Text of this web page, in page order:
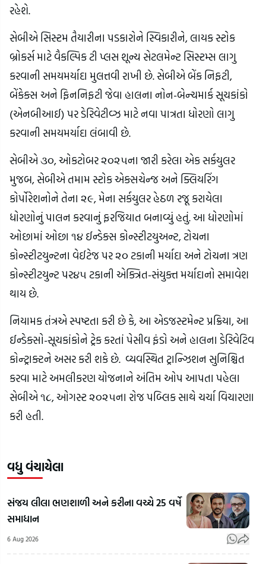
રહેશે.
સેબીએ સિસ્ટમ તૈયારીના પડકારોને સ્વિકારીને, લાયક સ્ટોક
બ્રોકર્સ માટે વૈકલ્પિક ટી પ્લસ શૂન્ય સેટલમેન્ટ સિસ્ટમ્સ લાગુ
કરવાની સમયમર્યાદા મુલત્તવી રાખી છે. સેબીએ બેંક નિફટી,
બેંકેક્સ અને ફિનનિફટી જેવા હાલના નોન-બેન્ચમાર્ક સૂચકાંકો
(એનબીઆઈ) પર ડેરિવેટીવ્ઝ માટે નવા પાત્રતા ધોરણો લાગુ
કરવાની સમયમર્યાદા લંબાવી છે.
સેબીએ ૩૦, ઓકટોબર ૨૦૨૫ના જારી કરેલા એક સર્કયુલર
મુજબ, સેબીએ તમામ સ્ટોક એક્સચેન્જ અને ક્લિયરિંગ
કોર્પોરેશનોને તેના ૨૯, મેના સર્કયુલર હેઠળ રજૂ કરાયેલા
ધોરણોનું પાલન કરવાનું ફરજિયાત બનાવ્યું હતું. આ ધોરણોમાં
ઓછામાં ઓછા ૧૪ ઈન્ડેક્સ કોન્સ્ટીટયુઅન્ટ, ટોચના
કોન્સ્ટીટયુન્ટના વેઈટેજ પર ૨૦ ટકાની મર્યાદા અને ટોચના ત્રણ
કોન્સ્ટીટયુન્ટ પર૪૫ ટકાની એક્ત્રિત-સંયુક્ત મર્યાદાનો સમાવેશ
થાય છે.
નિયામક તંત્રએ સ્પષ્ટતા કરી છે કે, આ એડજસ્ટમેન્ટ પ્રક્રિયા, આ
ઈન્ડેક્સો-સૂચકાંકોને ટ્રેક કરતાં પેસીવ ફંડો અને હાલના ડેરિવેટિવ
કોન્ટ્રાક્ટને અસર કરી શકે છે. વ્યવસ્થિત ટ્રાન્ઝિશન સુનિશ્ચિત
કરવા માટે અમલીકરણ યોજનાને અંતિમ ઓપ આપતા પહેલા
સેબીએ ૧૮, ઓગસ્ટ ૨૦૨૫ના રોજ પબ્લિક સાથે ચર્ચા વિચારણા
કરી હતી.
વધુ વંચાયેલા
સંજય લીલા ભણશાળી અને કરીના વચ્ચે 25 વર્ષે
સમાધાન
6 Aug 2026